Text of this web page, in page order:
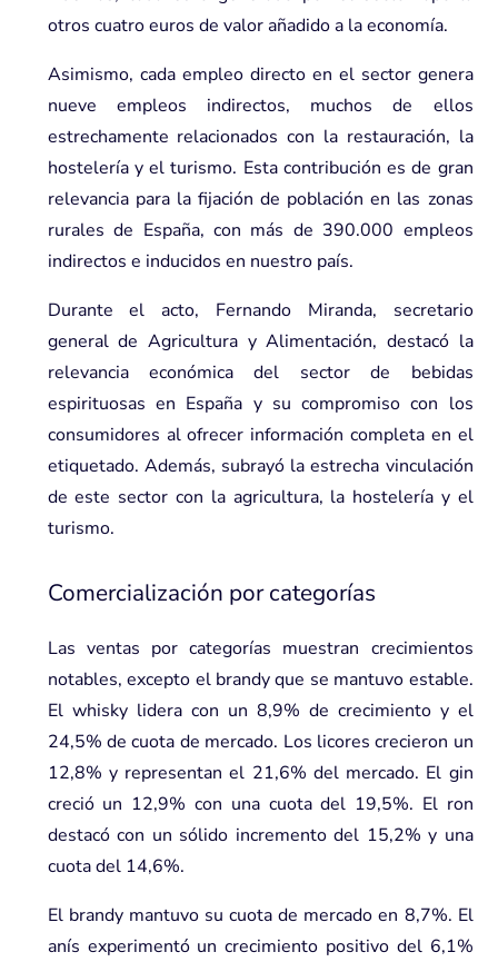
otros cuatro euros de valor añadido a la economía.
Asimismo, cada empleo directo en el sector genera
nueve empleos indirectos, muchos de ellos
estrechamente relacionados con la restauración, la
hostelería y el turismo. Esta contribución es de gran
relevancia para la fijación de población en las zonas
rurales de España, con más de 390.000 empleos
indirectos e inducidos en nuestro país.
Durante el acto, Fernando Miranda, secretario
general de Agricultura y Alimentación, destacó la
relevancia económica del sector de bebidas
espirituosas en España y su compromiso con los
consumidores al ofrecer información completa en el
etiquetado. Además, subrayó la estrecha vinculación
de este sector con la agricultura, la hostelería y el
turismo.
Comercialización por categorías
Las ventas por categorías muestran crecimientos
notables, excepto el brandy que se mantuvo estable.
El whisky lidera con un 8,9% de crecimiento y el
24,5% de cuota de mercado. Los licores crecieron un
12,8% y representan el 21,6% del mercado. El gin
creció un 12,9% con una cuota del 19,5%. El ron
destacó con un sólido incremento del 15,2% y una
cuota del 14,6%.
El brandy mantuvo su cuota de mercado en 8,7%. El
anís experimentó un crecimiento positivo del 6,1%